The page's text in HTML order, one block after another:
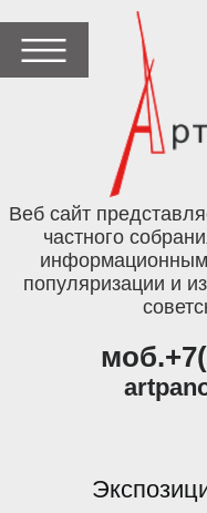
Веб сайт
частного
популяризации и